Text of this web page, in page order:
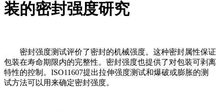
装的密封强度研究
密封强度测试评价了密封的机械强度。这种密封属性保证
包装在寿命期限内的完整性。密封强度也提供了对包装可剥离
特性的控制。ISO11607提出拉伸强度测试和爆破或膨胀的测
试方法可以用来确定密封强度。